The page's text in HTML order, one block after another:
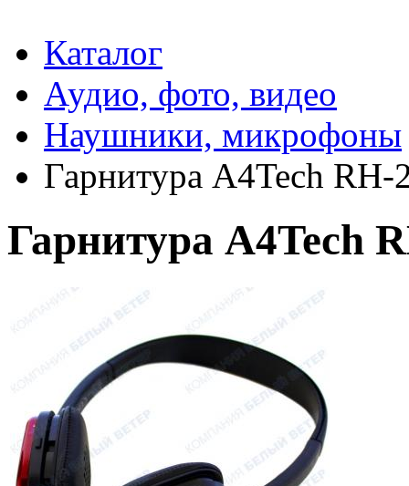
Каталог
Аудио, фото, видео
Наушники, микрофоны
Гарнитура A4Tech
Гарнитура A4Tech